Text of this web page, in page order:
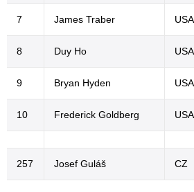
7 James Traber USA
8 Duy Ho USA
9 Bryan Hyden USA
10 Frederick Goldberg USA
257 Josef Guláš CZ